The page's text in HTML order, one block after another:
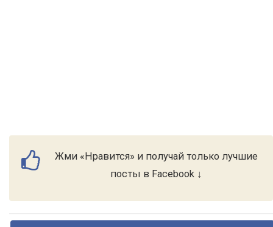
Жми «Нравится» и получай только лучшие
посты в Facebook ↓